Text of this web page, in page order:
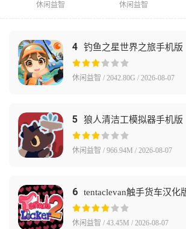
休闲益智 休闲益智
4 钓鱼之星世界之旅手机版
休闲益智 / 2042.80G / 2026-08-07
5 狼人清洁工模拟器手机版
休闲益智 / 966.94M / 2026-08-07
6 tentaclevan触手货车汉化
休闲益智 / 43.45M / 2026-08-07